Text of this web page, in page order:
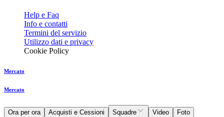
Help e Faq
Info e contatti
Termini del servizio
Utilizzo dati e privacy
Cookie Policy
Mercato
Mercato
Ora per ora Acquisti e Cessioni Squadre Video Foto